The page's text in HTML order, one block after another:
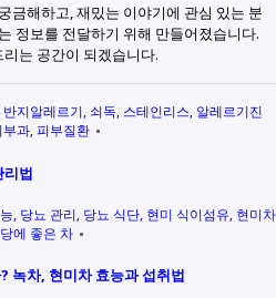
금해하고, 재밌는 이야기에 관심 있는 분
정보를 전달하기 위해 만들어졌습니다.
는 공간이 되겠습니다.
반지알레르기 쇠독 스테인리스 알레르기진
부과 피부질환
리법
당뇨 관리 당뇨 식단 현미 식이섬유 현미차
에 좋은 차
녹차, 현미차 효능과 섭취법